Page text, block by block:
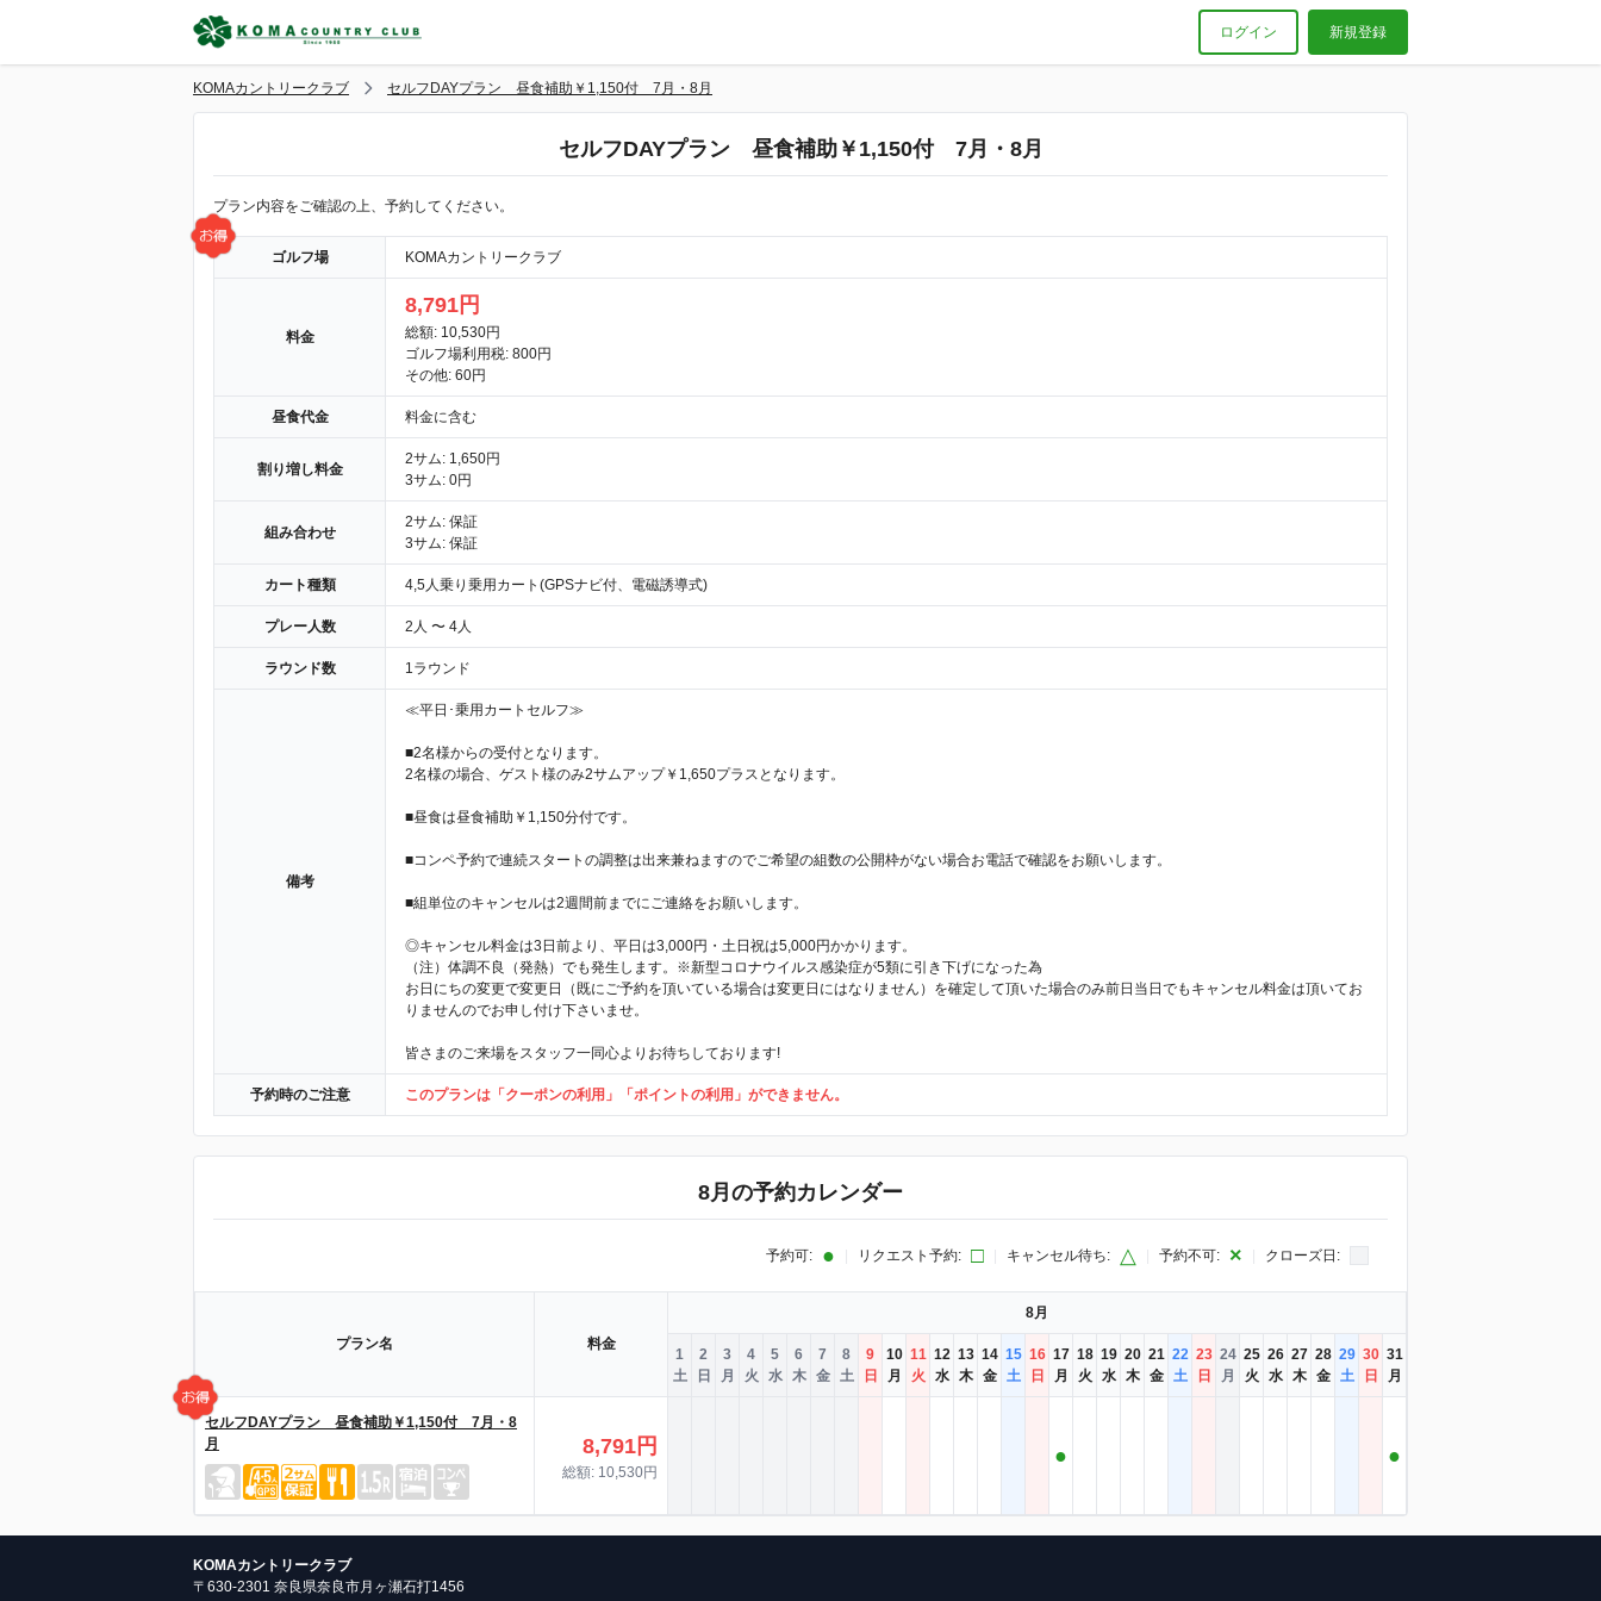
ログイン 新規登録
KOMAカントリークラブ セルフDAYプラン 昼食補助￥1,150付 7月・8月
セルフDAYプラン 昼食補助￥1,150付 7月・8月
プラン内容をご確認の上、予約してください。
ゴルフ場 KOMAカントリークラブ
料金
8,791円
総額: 10,530円
ゴルフ場利用税: 800円
その他: 60円
昼食代金 料金に含む
割り増し料金
2サム: 1,650円
3サム: 0円
組み合わせ
2サム: 保証
3サム: 保証
カート種類 4,5人乗り乗用カート(GPSナビ付、電磁誘導式)
プレー人数 2人 〜 4人
ラウンド数 1ラウンド
備考
≪平日･乗用カートセルフ≫
■2名様からの受付となります。
2名様の場合、ゲスト様のみ2サムアップ￥1,650プラスとなります。
■昼食は昼食補助￥1,150分付です。
■コンペ予約で連続スタートの調整は出来兼ねますのでご希望の組数の公開枠がない場合お電話で確認をお願いします。
■組単位のキャンセルは2週間前までにご連絡をお願いします。
◎キャンセル料金は3日前より、平日は3,000円・土日祝は5,000円かかります。
（注）体調不良（発熱）でも発生します。※新型コロナウイルス感染症が5類に引き下げになった為
お日にちの変更で変更日（既にご予約を頂いている場合は変更日にはなりません）を確定して頂いた場合のみ前日当日でもキャンセル料金は頂いてお
りませんのでお申し付け下さいませ。
皆さまのご来場をスタッフ一同心よりお待ちしております!
予約時のご注意 このプランは「クーポンの利用」「ポイントの利用」ができません。
8月の予約カレンダー
予約可: ● リクエスト予約: □ キャンセル待ち: △ 予約不可: × クローズ日:
プラン名 料金
8月
1
土
2
日
3
月
4
火
5
水
6
木
7
金
8
土
9
日
10
月
11
火
12
水
13
木
14
金
15
土
16
日
17
月
18
火
19
水
20
木
21
金
22
土
23
日
24
月
25
火
26
水
27
木
28
金
29
土
30
日
31
月
セルフDAYプラン 昼食補助￥1,150付 7月・8
月
8,791円
総額: 10,530円
● ●
KOMAカントリークラブ
〒630-2301 奈良県奈良市月ヶ瀬石打1456